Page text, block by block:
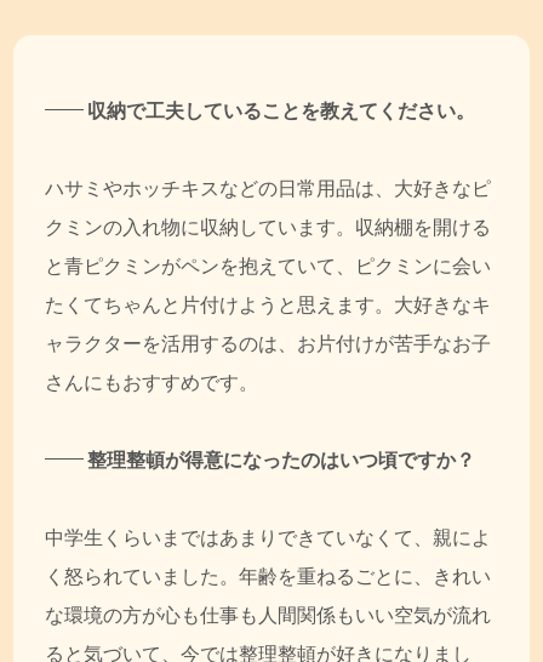
収納で工夫していることを教えてください。
ハサミやホッチキスなどの日常用品は、大好きなピ
クミンの入れ物に収納しています。収納棚を開ける
と青ピクミンがペンを抱えていて、ピクミンに会い
たくてちゃんと片付けようと思えます。大好きなキ
ャラクターを活用するのは、お片付けが苦手なお子
さんにもおすすめです。
整理整頓が得意になったのはいつ頃ですか？
中学生くらいまではあまりできていなくて、親によ
く怒られていました。年齢を重ねるごとに、きれい
な環境の方が心も仕事も人間関係もいい空気が流れ
ると気づいて、今では整理整頓が好きになりまし